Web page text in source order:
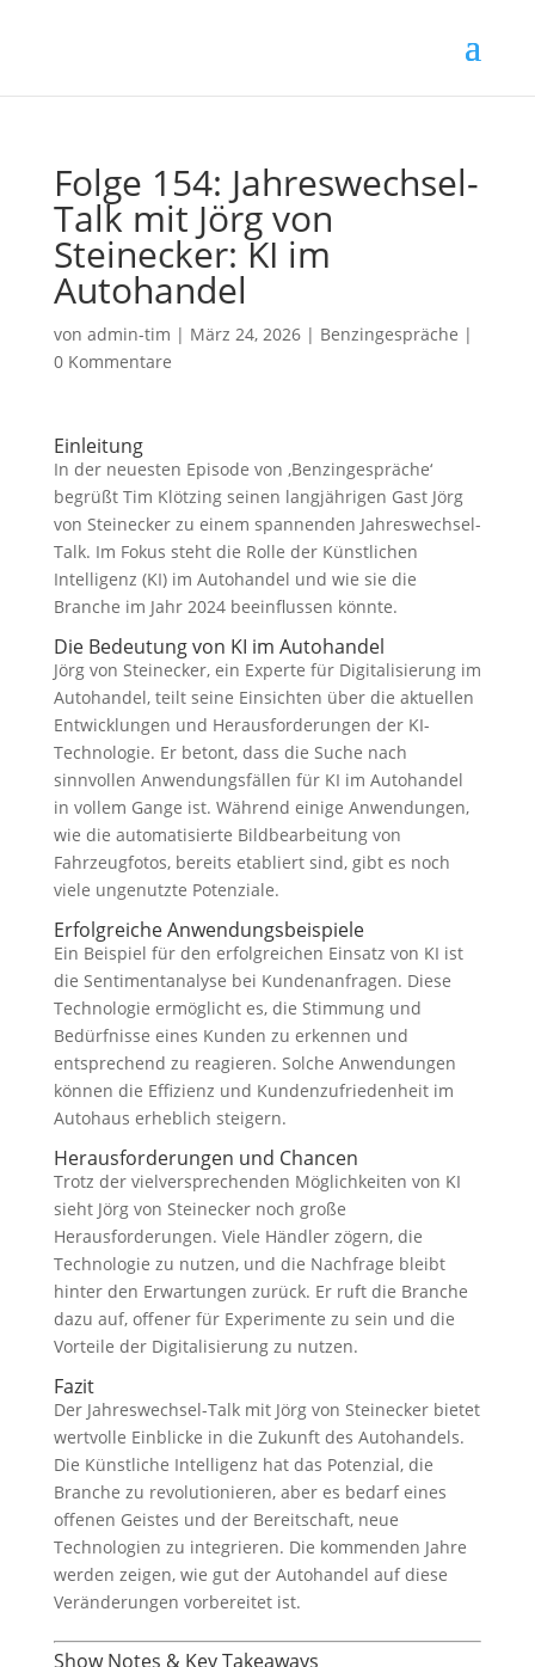
Folge 154: Jahreswechsel-
Talk mit Jörg von
Steinecker: KI im
Autohandel
von admin-tim | März 24, 2026| Benzingespräche |
0 Kommentare
Einleitung
In der neuesten Episode von ‚Benzingespräche‘
begrüßt Tim Klötzing seinen langjährigen Gast Jörg
von Steinecker zu einem spannenden Jahreswechsel-
Talk. Im Fokus steht die Rolle der Künstlichen
Intelligenz (KI) im Autohandel und wie sie die
Branche im Jahr 2024 beeinflussen könnte.
Die Bedeutung von KI im Autohandel
Jörg von Steinecker, ein Experte für Digitalisierung im
Autohandel, teilt seine Einsichten über die aktuellen
Entwicklungen und Herausforderungen der KI-
Technologie. Er betont, dass die Suche nach
sinnvollen Anwendungsfällen für KI im Autohandel
in vollem Gange ist. Während einige Anwendungen,
wie die automatisierte Bildbearbeitung von
Fahrzeugfotos, bereits etabliert sind, gibt es noch
viele ungenutzte Potenziale.
Erfolgreiche Anwendungsbeispiele
Ein Beispiel für den erfolgreichen Einsatz von KI ist
die Sentimentanalyse bei Kundenanfragen. Diese
Technologie ermöglicht es, die Stimmung und
Bedürfnisse eines Kunden zu erkennen und
entsprechend zu reagieren. Solche Anwendungen
können die Effizienz und Kundenzufriedenheit im
Autohaus erheblich steigern.
Herausforderungen und Chancen
Trotz der vielversprechenden Möglichkeiten von KI
sieht Jörg von Steinecker noch große
Herausforderungen. Viele Händler zögern, die
Technologie zu nutzen, und die Nachfrage bleibt
hinter den Erwartungen zurück. Er ruft die Branche
dazu auf, offener für Experimente zu sein und die
Vorteile der Digitalisierung zu nutzen.
Fazit
Der Jahreswechsel-Talk mit Jörg von Steinecker bietet
wertvolle Einblicke in die Zukunft des Autohandels.
Die Künstliche Intelligenz hat das Potenzial, die
Branche zu revolutionieren, aber es bedarf eines
offenen Geistes und der Bereitschaft, neue
Technologien zu integrieren. Die kommenden Jahre
werden zeigen, wie gut der Autohandel auf diese
Veränderungen vorbereitet ist.
Show Notes & Key Takeaways